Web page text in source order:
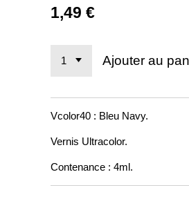
1,49 €
Ajouter au
Vcolor40 : Bleu Navy.
Vernis Ultracolor.
Contenance : 4ml.